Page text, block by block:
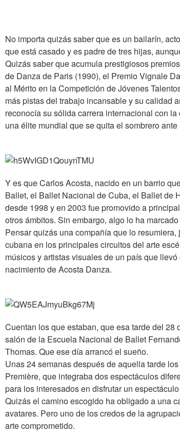
No importa quizás saber que es un bailarín,
que está casado y es padre de tres hijas,
Quizás saber que acumula prestigiosos
de Danza de Paris (1990), el Premio Vignale
al Mérito en la Competición de Jóvenes
más pistas del trabajo incansable y su calidad
reconocía su sólida carrera internacional con
una élite mundial que se quita el sombrero
Y es que Carlos Acosta, nacido en un barrio
Ballet, el Ballet Nacional de Cuba, el Ballet de
desde 1998 y en 2003 fue promovido a
otros ámbitos. Sin embargo, algo lo ha
Pensar quizás una compañía que lo
cubana en los principales circuitos del arte
músicos y artistas visuales de un país que
nacimiento de Acosta Danza.
Cuentan los que estaban, que esa tarde del
salón de la Escuela Nacional de Ballet
Thomas. Que ese día arrancó el sueño.
Unas 24 semanas después de aquella tarde
Première, que integraba dos espectáculos
para los interesados en disfrutar un
Quizás el camino escogido ha obligado a una
avatares. Pero uno de los credos de la
arte comprometido.